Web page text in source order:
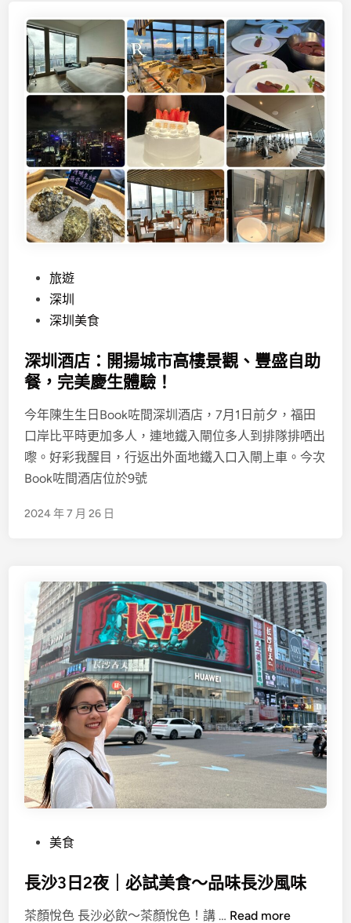
e
d
n
旅遊
深圳
深圳美食
深圳酒店：開揚城市高樓景觀、豐盛自助
餐，完美慶生體驗！
今年陳生生日Book咗間深圳酒店，7月1日前夕，福田
口岸比平時更加多人，連地鐵入閘位多人到排隊排哂出
嚟。好彩我醒目，行返出外面地鐵入口入閘上車。今次
Book咗間酒店位於9號
2024 年 7 月 26 日
s
美食
長沙3日2夜｜必試美食～品味長沙風味
茶顏悅色 長沙必飲～茶顏悅色！講 … 長
Read more